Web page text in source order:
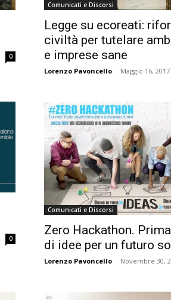
0
Comunicati e Discorsi
Legge su ecoreati:
civiltà per tutelare
e imprese sane
Lorenzo Pavoncello - Maggio 16, 2017
0
Comunicati e Discorsi
Zero Hackathon.
di idee per un futuro
Lorenzo Pavoncello - Novembre 30,